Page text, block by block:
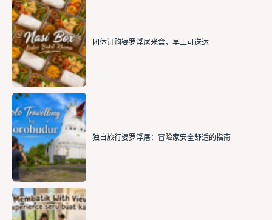
团体订购婆罗浮屠米盒，早上可送达
独自旅行婆罗浮屠：冒险家安全舒适的指南